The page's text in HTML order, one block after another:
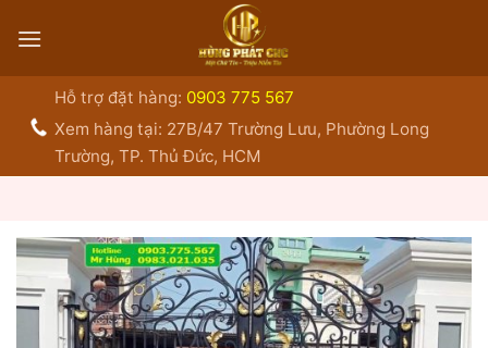
qua
Hỗ trợ đặt hàng: 0903 775 567
Xem hàng tại: 27B/47 Trường Lưu, Phường Long
Trường, TP. Thủ Đức, HCM